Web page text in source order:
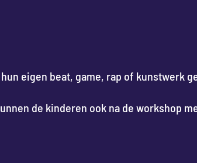
eigen beat, game, rap of kunstwerk
de kinderen ook na de workshop